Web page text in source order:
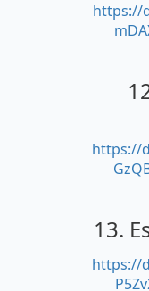
https://
https://
13.
https://